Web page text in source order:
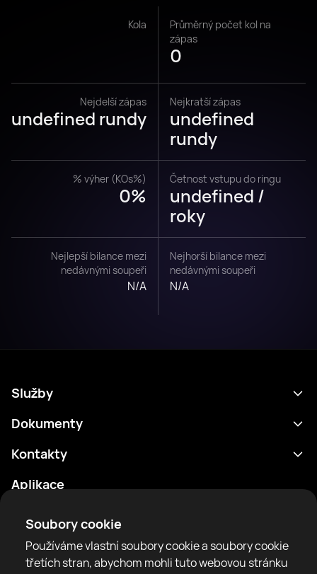
Soubory cookie
Používáme vlastní soubory cookie a soubory cookie
třetích stran, abychom mohli tuto webovou stránku
Kola
Průměrný počet kol na
zápas
0
Nejdelší zápas
undefined rundy
Nejkratší zápas
undefined
rundy
% výher (KOs%)
0%
Četnost vstupu do ringu
undefined /
roky
Nejlepší bilance mezi
nedávnými soupeři
N/A
Nejhorší bilance mezi
nedávnými soupeři
N/A
Služby
Program
Boxeři
Články
Dokumenty
Zásady ochrany osobních údajů
Pravidla komunity
Kontakty
support@rtfight.com
Aplikace